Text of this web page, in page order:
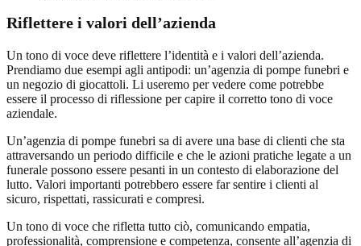
Riflettere i valori dell’azienda
Un tono di voce deve riflettere l’identità e i valori dell’azienda.
Prendiamo due esempi agli antipodi: un’agenzia di pompe funebri e
un negozio di giocattoli. Li useremo per vedere come potrebbe
essere il processo di riflessione per capire il corretto tono di voce
aziendale.
Un’agenzia di pompe funebri sa di avere una base di clienti che sta
attraversando un periodo difficile e che le azioni pratiche legate a un
funerale possono essere pesanti in un contesto di elaborazione del
lutto. Valori importanti potrebbero essere far sentire i clienti al
sicuro, rispettati, rassicurati e compresi.
Un tono di voce che rifletta tutto ciò, comunicando empatia,
professionalità, comprensione e competenza, consente all’agenzia di